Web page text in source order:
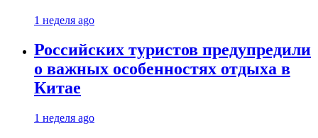
1 неделя ago
Российских туристов предупредили
о важных особенностях отдыха в
Китае
1 неделя ago